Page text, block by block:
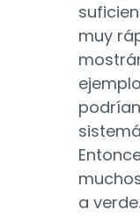
muy
a verde.